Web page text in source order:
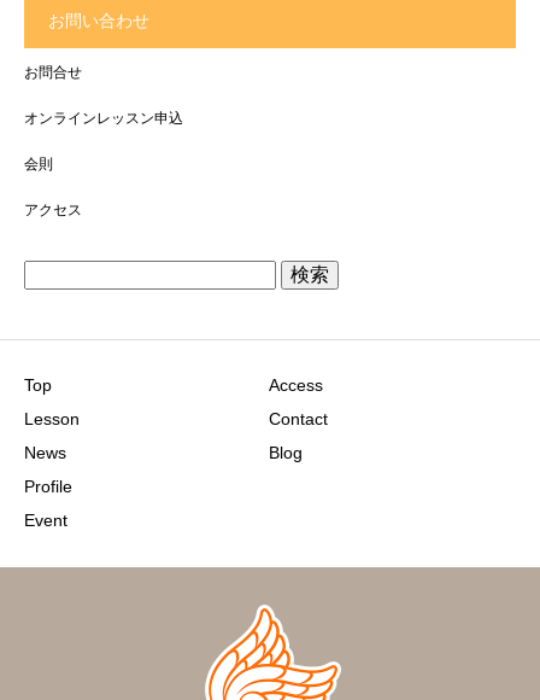
お問い合わせ
お問合せ
オンラインレッスン申込
会則
アクセス
Top
Lesson
News
Profile
Event
Access
Contact
Blog